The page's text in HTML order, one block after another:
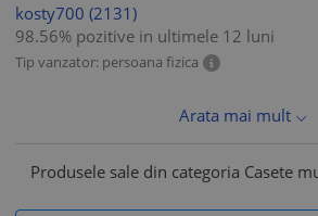
kosty700 (2131)
98.56% pozitive in ultimele 12 luni
Tip vanzator: persoana fizica
Arata mai mult
Produsele sale din categoria Casete